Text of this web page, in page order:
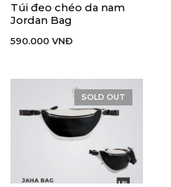
Túi đeo chéo da nam
Jordan Bag
590.000 VNĐ
SOLD OUT